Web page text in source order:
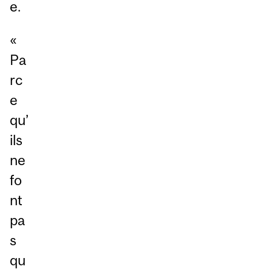
e.
«
Pa
rc
e
qu’
ils
ne
fo
nt
pa
s
qu